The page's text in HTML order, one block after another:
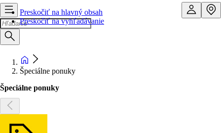
Preskočiť na hlavný obsah
Preskočiť na vyhľadávanie
Špeciálne ponuky
Špeciálne ponuky